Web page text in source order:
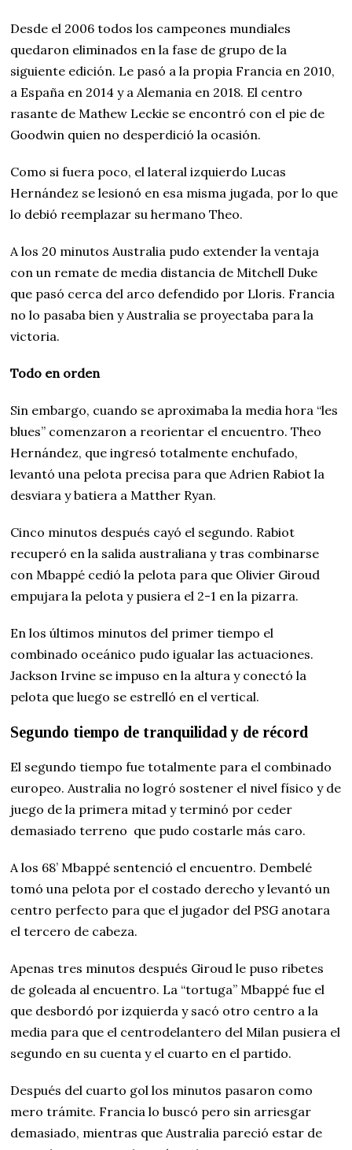
Desde el 2006 todos los campeones mundiales
quedaron eliminados en la fase de grupo de la
siguiente edición. Le pasó a la propia Francia en 2010,
a España en 2014 y a Alemania en 2018. El centro
rasante de Mathew Leckie se encontró con el pie de
Goodwin quien no desperdició la ocasión.
Como si fuera poco, el lateral izquierdo Lucas
Hernández se lesionó en esa misma jugada, por lo que
lo debió reemplazar su hermano Theo.
A los 20 minutos Australia pudo extender la ventaja
con un remate de media distancia de Mitchell Duke
que pasó cerca del arco defendido por Lloris. Francia
no lo pasaba bien y Australia se proyectaba para la
victoria.
Todo en orden
Sin embargo, cuando se aproximaba la media hora “les
blues” comenzaron a reorientar el encuentro. Theo
Hernández, que ingresó totalmente enchufado,
levantó una pelota precisa para que Adrien Rabiot la
desviara y batiera a Matther Ryan.
Cinco minutos después cayó el segundo. Rabiot
recuperó en la salida australiana y tras combinarse
con Mbappé cedió la pelota para que Olivier Giroud
empujara la pelota y pusiera el 2-1 en la pizarra.
En los últimos minutos del primer tiempo el
combinado oceánico pudo igualar las actuaciones.
Jackson Irvine se impuso en la altura y conectó la
pelota que luego se estrelló en el vertical.
Segundo tiempo de tranquilidad y de récord
El segundo tiempo fue totalmente para el combinado
europeo. Australia no logró sostener el nivel físico y de
juego de la primera mitad y terminó por ceder
demasiado terreno que pudo costarle más caro.
A los 68’ Mbappé sentenció el encuentro. Dembelé
tomó una pelota por el costado derecho y levantó un
centro perfecto para que el jugador del PSG anotara
el tercero de cabeza.
Apenas tres minutos después Giroud le puso ribetes
de goleada al encuentro. La “tortuga” Mbappé fue el
que desbordó por izquierda y sacó otro centro a la
media para que el centrodelantero del Milan pusiera el
segundo en su cuenta y el cuarto en el partido.
Después del cuarto gol los minutos pasaron como
mero trámite. Francia lo buscó pero sin arriesgar
demasiado, mientras que Australia pareció estar de